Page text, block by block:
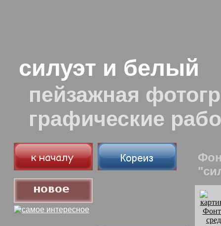
силуэт и белый
пейзажная
графические